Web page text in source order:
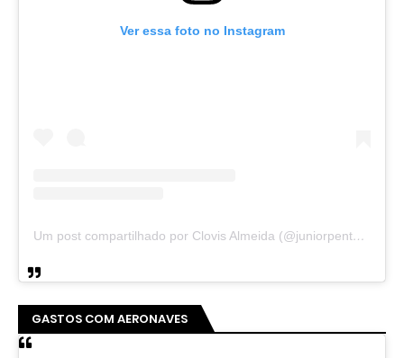
Ver essa foto no Instagram
Um post compartilhado por Clovis Almeida (@juniorpentecoste01)
GASTOS COM AERONAVES